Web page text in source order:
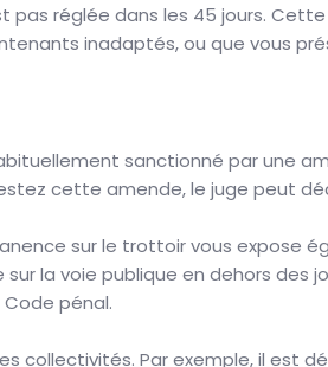
pas réglée dans les 45 jours.
inadaptés, ou que vous
sanctionné par une
cette amende, le juge peut
sur le trottoir vous expose
la voie publique en dehors
pénal.
collectivités. Par exemple, il est